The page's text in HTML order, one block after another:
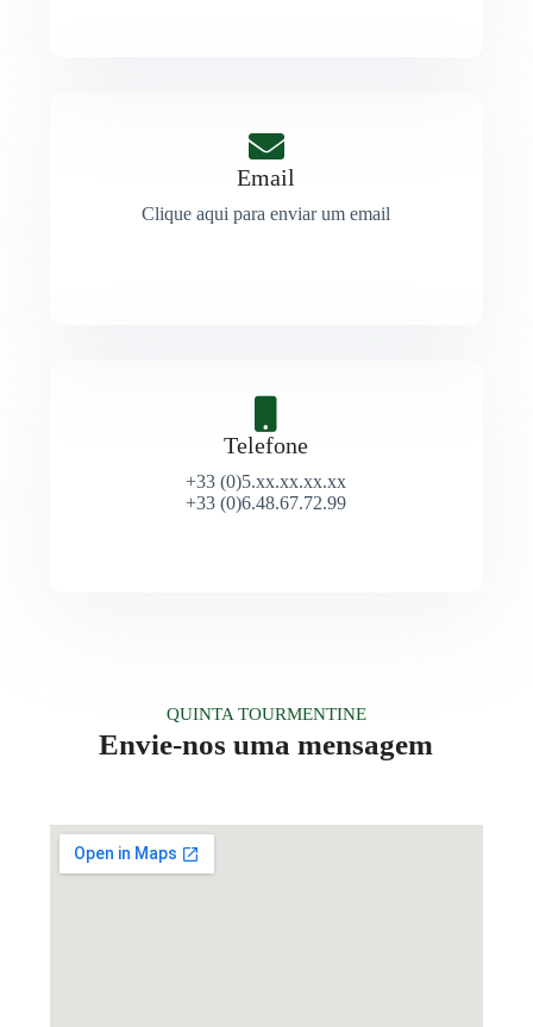
Email
Clique aqui para enviar um email
Telefone
+33 (0)5.xx.xx.xx.xx
+33 (0)6.48.67.72.99
QUINTA TOURMENTINE
Envie-nos uma mensagem